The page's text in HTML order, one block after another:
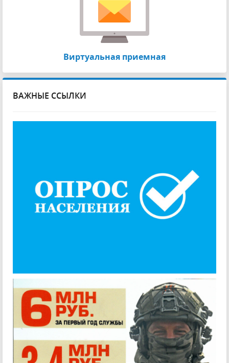
Виртуальная приемная
ВАЖНЫЕ ССЫЛКИ